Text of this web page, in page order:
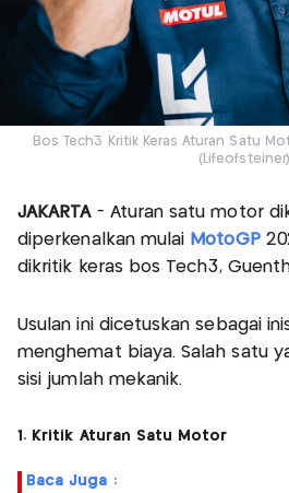
Bos Tech3 Kritik Keras Aturan Satu
(Lifeofsteiner)
JAKARTA- Aturan satu motor
diperkenalkan mulai MotoGP
dikritik keras bos Tech3,
Usulan ini dicetuskan sebagai
menghemat biaya. Salah satu
sisi jumlah mekanik.
1. Kritik Aturan Satu Motor
Baca Juga :